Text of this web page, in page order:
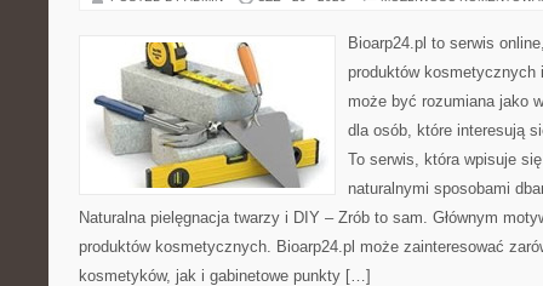
Bioarp24.pl to serwis
produktów kosmetycznych
może być rozumiana jako
dla osób, które interesują
To serwis, która wpisuje
naturalnymi sposobami
Naturalna pielęgnacja twarzy i DIY – Zrób to sam. Głównym
produktów kosmetycznych. Bioarp24.pl może zainteresować
kosmetyków, jak i gabinetowe punkty […]